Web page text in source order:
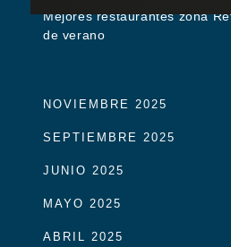
Mejores restaurantes zona
de verano
NOVIEMBRE 2025
SEPTIEMBRE 2025
JUNIO 2025
MAYO 2025
ABRIL 2025